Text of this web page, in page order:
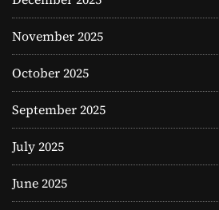
November 2025
October 2025
September 2025
July 2025
June 2025